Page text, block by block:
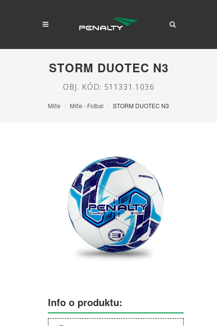
STORM DUOTEC N3
OBJ. KÓD: 511331.1036
Míče Míče - Fotbal STORM DUOTEC N3
Info o produktu: